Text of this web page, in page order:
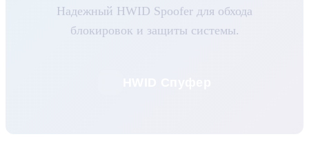
Надежный HWID Spoofer для обхода
блокировок и защиты системы.